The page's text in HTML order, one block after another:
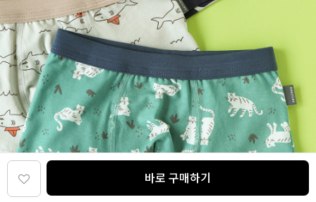
바로 구매하기